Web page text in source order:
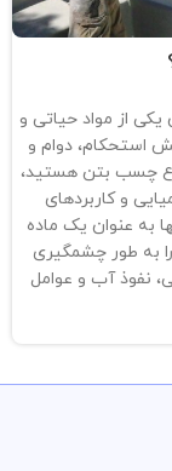
از مواد حیاتی و
استحکام، دوام و
چسب بتن هستید،
و کاربردهای
عنوان یک ماده
به طور چشمگیری
نفوذ آب و عوامل